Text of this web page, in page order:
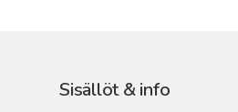
Sisällöt & info